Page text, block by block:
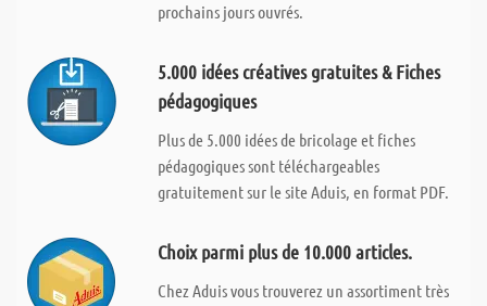
prochains jours ouvrés.
5.000 idées créatives gratuites & Fiches
pédagogiques
Plus de 5.000 idées de bricolage et fiches
pédagogiques sont téléchargeables
gratuitement sur le site Aduis, en format PDF.
Choix parmi plus de 10.000 articles.
Chez Aduis vous trouverez un assortiment très